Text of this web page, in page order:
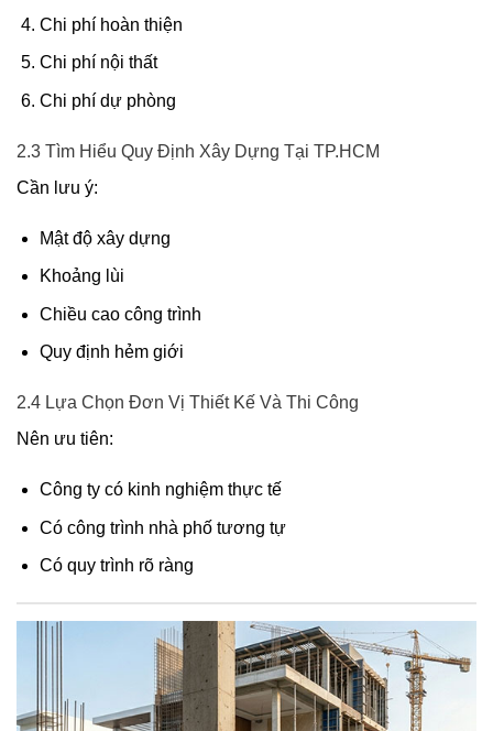
Chi phí hoàn thiện
Chi phí nội thất
Chi phí dự phòng
2.3 Tìm Hiểu Quy Định Xây Dựng Tại TP.HCM
Cần lưu ý:
Mật độ xây dựng
Khoảng lùi
Chiều cao công trình
Quy định hẻm giới
2.4 Lựa Chọn Đơn Vị Thiết Kế Và Thi Công
Nên ưu tiên:
Công ty có kinh nghiệm thực tế
Có công trình nhà phố tương tự
Có quy trình rõ ràng